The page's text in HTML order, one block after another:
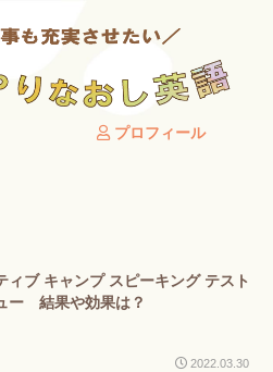
プロフィール
ィブ キャンプ スピーキング テスト
ー 結果や効果は？
2022.03.30